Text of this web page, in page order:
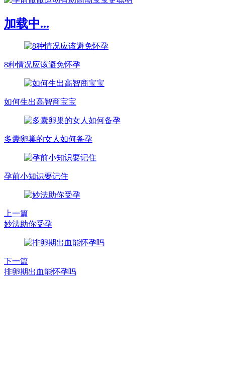
加载中...
8种情况应该避免怀孕
如何生出高智商宝宝
多囊卵巢的女人如何备孕
孕前小知识要记住
上一篇
妙法助你受孕
下一篇
排卵期出血能怀孕吗